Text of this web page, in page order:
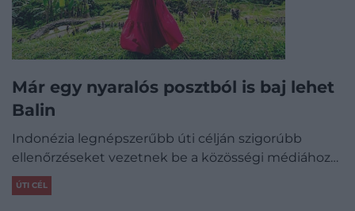
Már egy nyaralós posztból is baj lehet
Balin
Indonézia legnépszerűbb úti célján szigorúbb
ellenőrzéseket vezetnek be a közösségi médiához…
ÚTI CÉL